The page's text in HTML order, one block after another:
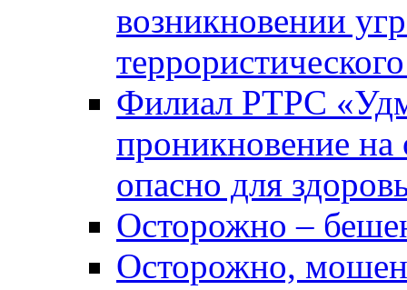
возникновении
Филиал РТРС
проникновение на
опасно для
Осторожно –
Осторожно,